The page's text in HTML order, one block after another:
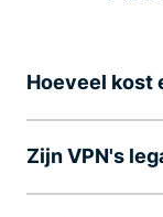
Hoeveel kost
Zijn VPN's